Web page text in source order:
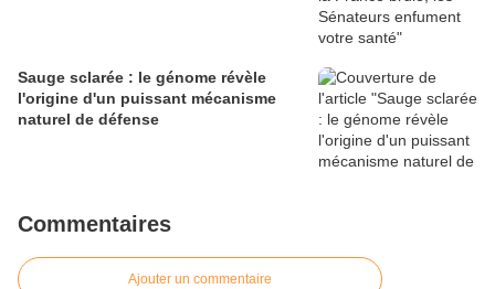
Sauge sclarée : le génome révèle
l'origine d'un puissant mécanisme
naturel de défense
Commentaires
Ajouter un commentaire